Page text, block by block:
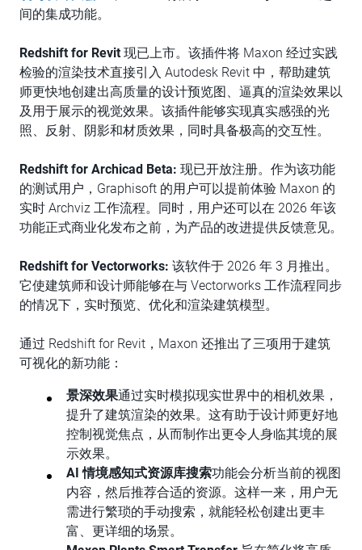
间的集成功能。
Redshift for Revit 现已上市。该插件将 Maxon 经过实践
检验的渲染技术直接引入 Autodesk Revit 中，帮助建筑
师更快地创建出高质量的设计预览图、逼真的渲染效果以
及用于展示的视觉效果。该插件能够实现真实感强的光
照、反射、阴影和材质效果，同时具备极高的交互性。
Redshift for Archicad Beta: 现已开放注册。作为该功能
的测试用户，Graphisoft 的用户可以提前体验 Maxon 的
实时 Archviz 工作流程。同时，用户还可以在 2026 年该
功能正式商业化发布之前，为产品的改进提供反馈意见。
Redshift for Vectorworks: 该软件于 2026 年 3 月推出。
它使建筑师和设计师能够在与 Vectorworks 工作流程同步
的情况下，实时预览、优化和渲染建筑模型。
通过 Redshift for Revit，Maxon 还推出了三项用于建筑
可视化的新功能：
景深效果通过实时模拟现实世界中的相机效果，
提升了建筑渲染的效果。这有助于设计师更好地
控制视觉焦点，从而制作出更令人身临其境的展
示效果。
AI 情境感知式资源库搜索功能会分析当前的视图
内容，然后推荐合适的资源。这样一来，用户无
需进行繁琐的手动搜索，就能轻松创建出更丰
富、更详细的场景。